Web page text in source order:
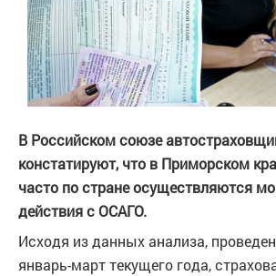
В Российском союзе
констатируют, что в Приморском
часто по стране осуществляются
действия с ОСАГО.
Исходя из данных анализа,
январь-март текущего года,